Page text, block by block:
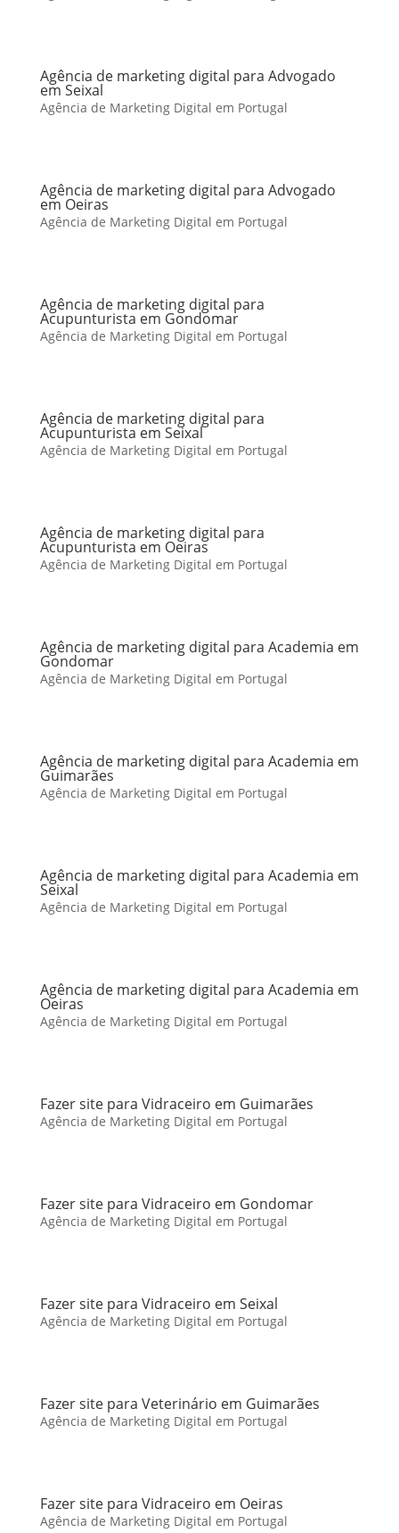
Agência de marketing digital para Advogado
em Seixal
Agência de Marketing Digital em Portugal
Agência de marketing digital para Advogado
em Oeiras
Agência de Marketing Digital em Portugal
Agência de marketing digital para
Acupunturista em Gondomar
Agência de Marketing Digital em Portugal
Agência de marketing digital para
Acupunturista em Seixal
Agência de Marketing Digital em Portugal
Agência de marketing digital para
Acupunturista em Oeiras
Agência de Marketing Digital em Portugal
Agência de marketing digital para Academia em
Gondomar
Agência de Marketing Digital em Portugal
Agência de marketing digital para Academia em
Guimarães
Agência de Marketing Digital em Portugal
Agência de marketing digital para Academia em
Seixal
Agência de Marketing Digital em Portugal
Agência de marketing digital para Academia em
Oeiras
Agência de Marketing Digital em Portugal
Fazer site para Vidraceiro em Guimarães
Agência de Marketing Digital em Portugal
Fazer site para Vidraceiro em Gondomar
Agência de Marketing Digital em Portugal
Fazer site para Vidraceiro em Seixal
Agência de Marketing Digital em Portugal
Fazer site para Veterinário em Guimarães
Agência de Marketing Digital em Portugal
Fazer site para Vidraceiro em Oeiras
Agência de Marketing Digital em Portugal